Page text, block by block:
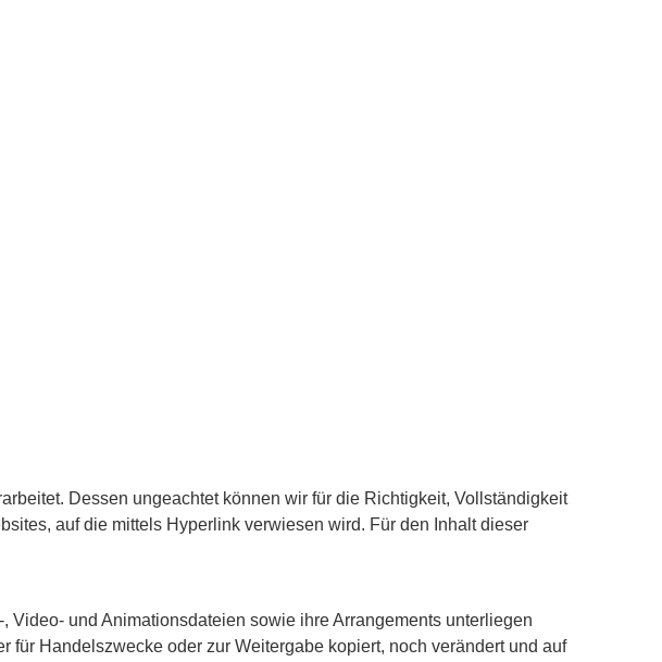
Dessen ungeachtet können wir für die Richtigkeit, Vollständigkeit
auf die mittels Hyperlink verwiesen wird. Für den Inhalt dieser
Video- und Animationsdateien sowie ihre Arrangements unterliegen
Handelszwecke oder zur Weitergabe kopiert, noch verändert und auf